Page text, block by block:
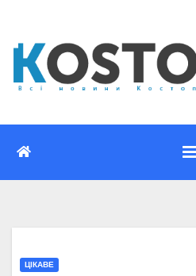
вмісту
ЦІКАВЕ